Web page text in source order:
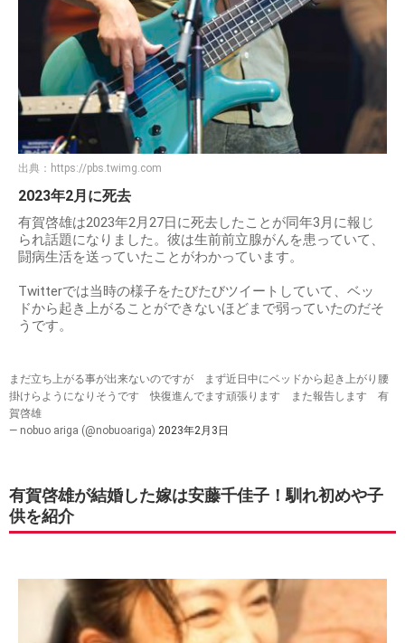
出典： https://pbs.twimg.com
2023年2月に死去
有賀啓雄は2023年2月27日に死去したことが同年3月に報じ
られ話題になりました。彼は生前前立腺がんを患っていて、
闘病生活を送っていたことがわかっています。
Twitterでは当時の様子をたびたびツイートしていて、ベッ
ドから起き上がることができないほどまで弱っていたのだそ
うです。
まだ立ち上がる事が出来ないのですが まず近日中にベッドから起き上がり腰
掛けらようになりそうです 快復進んでます頑張ります また報告します 有
賀啓雄
— nobuo ariga (@nobuoariga) 2023年2月3日
有賀啓雄が結婚した嫁は安藤千佳子！馴れ初めや子
供を紹介